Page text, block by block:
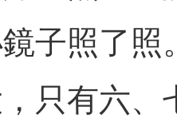
子照了照
只有六、